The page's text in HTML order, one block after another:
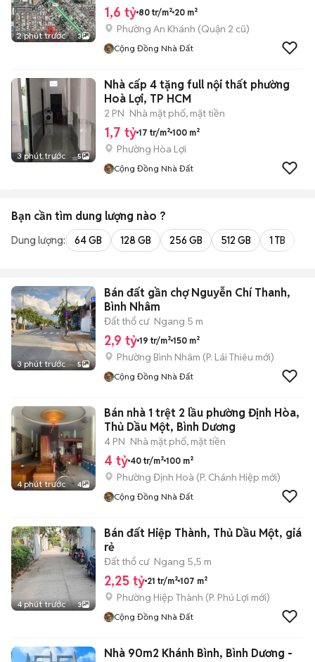
2 phút trước 3
1,6 tỷ 80 tr/m² 20 m²
Phường An Khánh (Quận 2 cũ)
Cộng Đồng Nhà Đất
3 phút trước 5
Nhà cấp 4 tặng full nội thất phường
Hoà Lợi, TP HCM
2 PN Nhà mặt phố, mặt tiền
1,7 tỷ 17 tr/m² 100 m²
Phường Hòa Lợi
Cộng Đồng Nhà Đất
Bạn cần tìm dung lượng nào ?
Dung lượng: 64 GB 128 GB 256 GB 512 GB 1 TB
3 phút trước 5
Bán đất gần chợ Nguyễn Chí Thanh,
Bình Nhâm
Đất thổ cư Ngang 5 m
2,9 tỷ 19 tr/m² 150 m²
Phường Bình Nhâm (P. Lái Thiêu mới)
Cộng Đồng Nhà Đất
4 phút trước 4
Bán nhà 1 trệt 2 lầu phường Định Hòa,
Thủ Dầu Một, Bình Dương
4 PN Nhà mặt phố, mặt tiền
4 tỷ 40 tr/m² 100 m²
Phường Định Hoà (P. Chánh Hiệp mới)
Cộng Đồng Nhà Đất
4 phút trước 3
Bán đất Hiệp Thành, Thủ Dầu Một, giá
rẻ
Đất thổ cư Ngang 5,5 m
2,25 tỷ 21 tr/m² 107 m²
Phường Hiệp Thành (P. Phú Lợi mới)
Cộng Đồng Nhà Đất
Nhà 90m2 Khánh Bình, Bình Dương -